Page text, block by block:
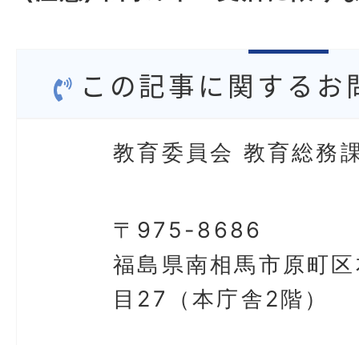
この記事に関するお
教育委員会 教育総務
〒975-8686
福島県南相馬市原町
目27（本庁舎2階）